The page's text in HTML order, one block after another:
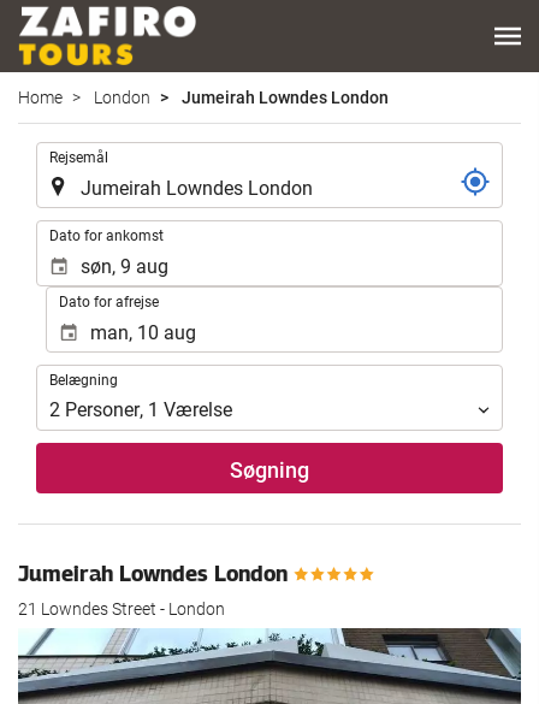
Home London Jumeirah Lowndes London
Rejsemål
Dato for ankomst
Dato for afrejse
Belægning
Belægning
2 Personer, 1 Værelse
Søgning
Jumeirah Lowndes London
21 Lowndes Street - London